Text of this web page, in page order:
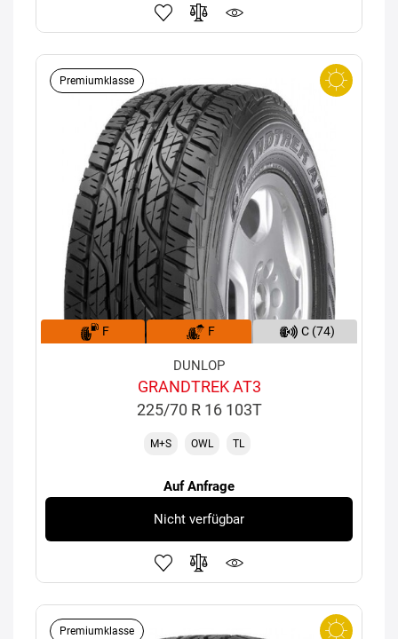
Premiumklasse
F F C (74)
DUNLOP
GRANDTREK AT3
225/70 R 16 103T
M+S OWL TL
Auf Anfrage
Nicht verfügbar
Premiumklasse